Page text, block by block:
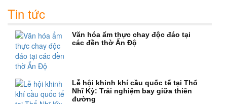
Tin tức
Văn hóa ẩm thực chay độc đáo tại
các đền thờ Ấn Độ
Lễ hội khinh khí cầu quốc tế tại Thổ
Nhĩ Kỳ: Trải nghiệm bay giữa thiên
đường